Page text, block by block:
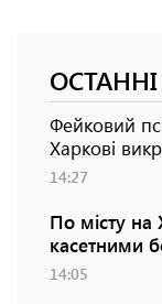
Фейковий
Харкові
14:27
По місту на
касетними
14:05